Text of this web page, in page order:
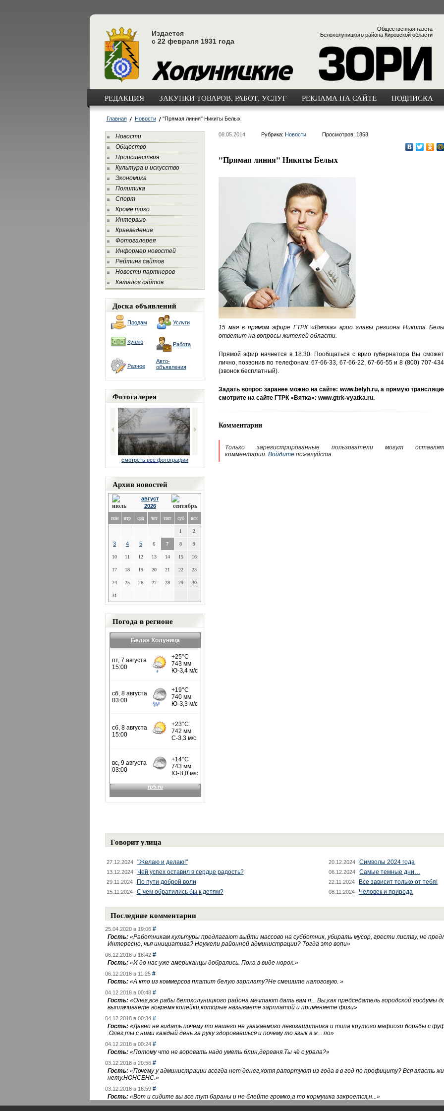
Издается
с 22 февраля 1931 года
Общественная газета
Белохолуницкого района Кировской области
РЕДАКЦИЯ ЗАКУПКИ ТОВАРОВ, РАБОТ, УСЛУГ РЕКЛАМА НА САЙТЕ ПОДПИСКА
Главная Новости "Прямая линия" Никиты Белых
Новости
Общество
Происшествия
Культура и искусство
Экономика
Политика
Спорт
Кроме того
Интервью
Краеведение
Фотогалерея
Информер новостей
Рейтинг сайтов
Новости партнеров
Каталог сайтов
Доска объявлений
Продам Услуги
Куплю Работа
Разное
Авто-
объявления
Фотогалерея
смотреть все фотографии
Архив новостей
август
2026
пон втр срд чет пят суб вск
1 2
3 4 5 6 7 8 9
10 11 12 13 14 15 16
17 18 19 20 21 22 23
24 25 26 27 28 29 30
31
Погода в регионе
Белая Холуница
08.05.2014 Рубрика: Новости Просмотров: 1853
"Прямая линия" Никиты Белых
15 мая в прямом эфире ГТРК «Вятка» врио главы региона Никита
ответит на вопросы жителей области.
Прямой эфир начнется в 18.30. Пообщаться с врио губернатора Вы
лично, позвонив по телефонам: 67-66-33, 67-66-22, 67-66-55 и 8 (800) 707-
(звонок бесплатный).
Задать вопрос заранее можно на сайте: www.belyh.ru, а прямую
смотрите на сайте ГТРК «Вятка»: www.gtrk-vyatka.ru.
Комментарии
Только зарегистрированные пользователи могут
комментарии. Войдитепожалуйста.
Говорит улица
27.12.2024 "Желаю и делаю!" 20.12.2024 Символы 2024 года
13.12.2024 Чей успех оставил в сердце радость? 06.12.2024 Самые темные дни…
29.11.2024 По пути доброй воли 22.11.2024 Все зависит только от тебя!
15.11.2024 С чем обратились бы к детям? 08.11.2024 Человек и природа
Последние комментарии
25.04.2020 в 19:06 #
Гость: «Работникам культуры предлагают выйти массово на субботник, убирать мусор, грести листву, не
Интересно, чья инициатива? Неужели районной администрации? Тогда это вопи»
06.12.2018 в 18:42 #
Гость: «И до нас уже американцы добрались. Пока в виде норок.»
06.12.2018 в 11:25 #
Гость: «А кто из коммерсов платит белую зарплату?Не смешите налоговую. »
04.12.2018 в 00:48 #
Гость: «Олег,все рабы белохолуницкого района мечтают дать вам п... Вы,как председатель городской госдумы
выплачиваете вовремя копейки,которые называете зарплатой и применяете физи»
04.12.2018 в 00:34 #
Гость: «Давно не видать почему то нашего не уважаемого левозащитника и типа крутого мафиози борьбы с
.Олег,ты с ними каждый день за руку здороваешься и почему то язык в ж... по»
04.12.2018 в 00:24 #
Гость: «Потому что не воровать надо уметь блин,деревня.Ты чё с урала?»
03.12.2018 в 20:56 #
Гость: «Почему у администрации всегда нет денег,хотя рапортуют из года в в год по профициту? Вся власть
нету.НОНСЕНС.»
03.12.2018 в 16:59 #
Гость: «Вот и сидите вы все тут бараны и не блейте громко,а то кормушка закроется,н...»